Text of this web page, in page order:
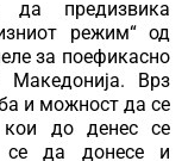
предизвика
режим“ од
за поефикасно
Врз
и можност да се
кои до денес се
се да донесе и